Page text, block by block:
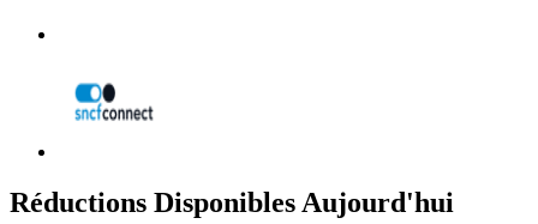
Réductions Disponibles Aujourd'hui